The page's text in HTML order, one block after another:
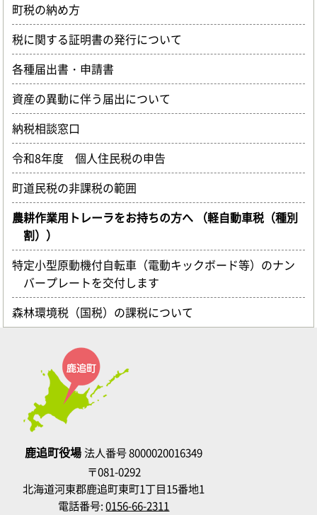
町税の納め方
税に関する証明書の発行について
各種届出書・申請書
資産の異動に伴う届出について
納税相談窓口
令和8年度 個人住民税の申告
町道民税の非課税の範囲
農耕作業用トレーラをお持ちの方へ （軽自動車税（種別
割））
特定小型原動機付自転車（電動キックボード等）のナン
バープレートを交付します
森林環境税（国税）の課税について
鹿追町役場法人番号 8000020016349
〒081-0292
北海道河東郡鹿追町東町1丁目15番地1
電話番号:0156-66-2311